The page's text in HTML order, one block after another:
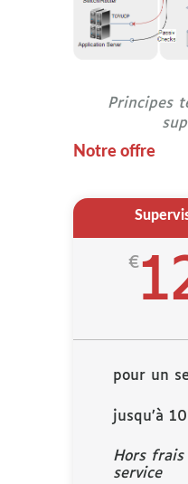
Principes
Notre offre
€
pour un
jusqu’à
Hors frais
service